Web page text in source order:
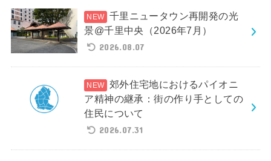
千里ニュータウン再開発の光
景@千里中央（2026年7月）
2026.08.07
郊外住宅地におけるパイオニ
ア精神の継承：街の作り手としての
住民について
2026.07.31